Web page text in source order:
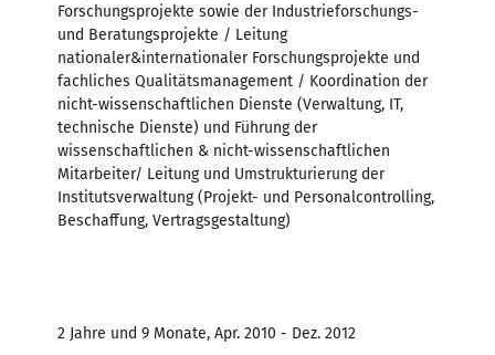
Forschungsprojekte sowie der Industrieforschungs-
und Beratungsprojekte / Leitung
nationaler&internationaler Forschungsprojekte und
fachliches Qualitätsmanagement / Koordination der
nicht-wissenschaftlichen Dienste (Verwaltung, IT,
technische Dienste) und Führung der
wissenschaftlichen & nicht-wissenschaftlichen
Mitarbeiter/ Leitung und Umstrukturierung der
Institutsverwaltung (Projekt- und Personalcontrolling,
Beschaffung, Vertragsgestaltung)
2 Jahre und 9 Monate, Apr. 2010 - Dez. 2012